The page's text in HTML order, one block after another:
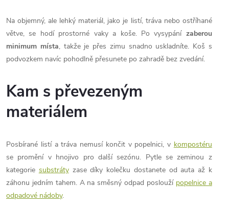
y
v
ý
i
s
u
Na objemný, ale lehký materiál, jako je listí, tráva nebo ostříhané
větve, se hodí prostorné vaky a koše. Po vysypání zaberou
minimum místa, takže je přes zimu snadno uskladníte. Koš s
podvozkem navíc pohodlně přesunete po zahradě bez zvedání.
Kam s převezeným
materiálem
Posbírané listí a tráva nemusí končit v popelnici, v kompostéru
se promění v hnojivo pro další sezónu. Pytle se zeminou z
kategorie substrátyzase díky kolečku dostanete od auta až k
záhonu jedním tahem. A na směsný odpad poslouží popelnice a
odpadové nádoby.